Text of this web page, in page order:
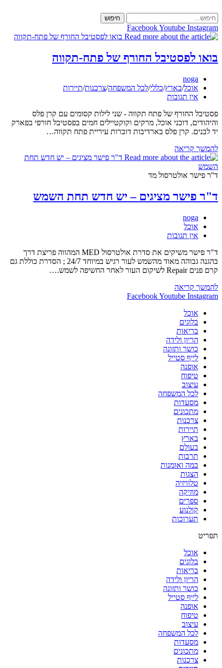
to
content
חיפוש
FacebookYoutube Instagram
בואו לפסטיבל החורף של פתח-תקווה
מחבר:
noga
קטגוריה:
אוכל/בארץ/כללי/לכל המשפחה/צרכנות/תיירות
תגובות:
אין תגובות
פסטיבל החורף של פתח תקווה - שני לילות קסומים עם קרן פלס
והיהודים, דוכני אוכל, מרקים וקוקטיילים חמים בפסטיבל חורפי בפארק
יד לבנים. קרן פלס בארדיבות דוברות עיריית פתח תקווה…
להמשך קריאהבואו
לפסטיבל
של
ד''ר פישר אולטרסול מד
ד"ר פישר מציגים – יש חדש תחת השמש
מחבר:
noga
קטגוריה:
אוכל
תגובות:
אין תגובות
ד"ר פישר משיקים את סדרת אולטרסול MED המהווה פריצת דרך
בהגנה גבוהה מאוד מהשמש לעור רגיש במיוחד 24/7 ; הסדרת כוללת גם
קרם פנים Repair לשיקום העור לאחר החשיפה לשמש.…
להמשך קריאהד"ר
פישר
תחת
השמש
FacebookYoutube Instagram
אוכל
בלוגים
בריאות
הריון ולידה
כושר ותזונה
לייף סטייל
אופנה
טיפוח
עיצוב
לכל המשפחה
מסעדות
מתכונים
צרכנות
תיירות
בארץ
בעולם
תרבות
במה ואומנות
הצגות
טלוויזיה
מוזיקה
ספרים
קולנוע
תערוכות
תפריט
אוכל
בלוגים
בריאות
הריון ולידה
כושר ותזונה
לייף סטייל
אופנה
טיפוח
עיצוב
לכל המשפחה
מסעדות
מתכונים
צרכנות